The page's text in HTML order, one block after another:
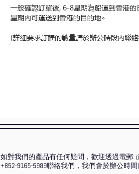
一般確認訂單後, 6-8星期為船運到香港
星期內可運送到香港的目的地∘
(詳細要求訂購的數量請於辦公時段內聯
如對我們的產品有任何疑問，歡迎透過電郵:
+852-9165-5989聯絡我們，我們會於辦公時